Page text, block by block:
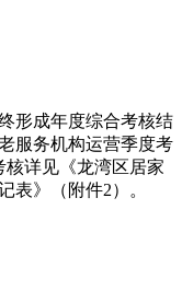
形成年度综合考核结
服务机构运营季度考
详见《龙湾区居家
表》（附件2）。